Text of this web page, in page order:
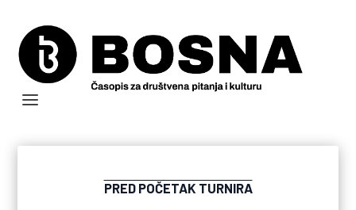
PRED POČETAK TURNIRA